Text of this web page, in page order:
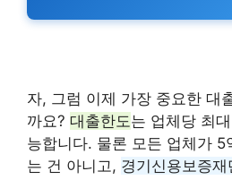
자, 그럼 이제 가장 중요한 대
까요? 대출한도는 업체당 최대
능합니다. 물론 모든 업체가 5
는 건 아니고, 경기신용보증재